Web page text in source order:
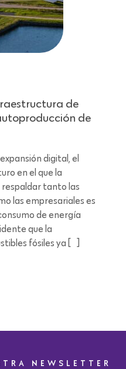
de
de
digital, el
en el que la
tanto las
las empresariales es
de energía
que la
fósiles ya […]
NEWSLETTER